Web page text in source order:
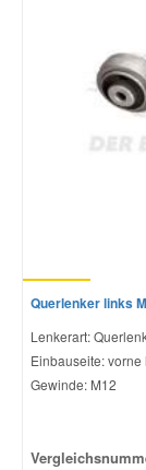
Querlenker links
Lenkerart:
Einbauseite: vorne
Gewinde: M12